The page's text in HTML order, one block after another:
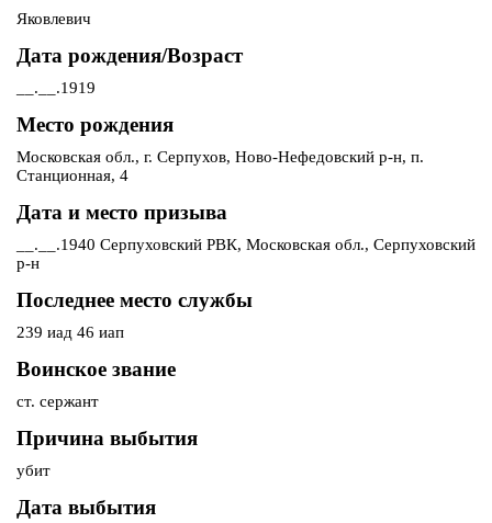
Яковлевич
Дата рождения/Возраст
__.__.1919
Место рождения
Московская обл., г. Серпухов, Ново-Нефедовский р-н, п.
Станционная, 4
Дата и место призыва
__.__.1940 Серпуховский РВК, Московская обл., Серпуховский
р-н
Последнее место службы
239 иад 46 иап
Воинское звание
ст. сержант
Причина выбытия
убит
Дата выбытия